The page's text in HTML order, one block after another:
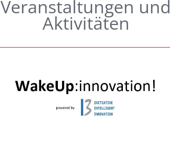
Veranstaltungen und
Aktivitäten